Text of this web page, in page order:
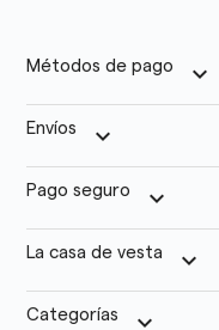
Métodos de pago keyboard_arrow_down
Envíos keyboard_arrow_down
Pago seguro keyboard_arrow_down
La casa de vesta keyboard_arrow_down
Categorías keyboard_arrow_down